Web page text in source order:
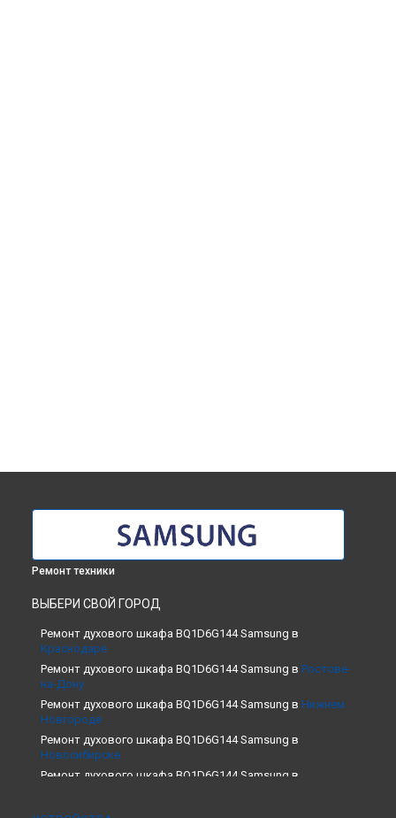
Ремонт техники
ВЫБЕРИ СВОЙ ГОРОД
Ремонт духового шкафа BQ1D6G144 Samsung в
Краснодаре
Ремонт духового шкафа BQ1D6G144 Samsung в Ростове-
на-Дону
Ремонт духового шкафа BQ1D6G144 Samsung в Нижнем
Новгороде
Ремонт духового шкафа BQ1D6G144 Samsung в
Новосибирске
Ремонт духового шкафа BQ1D6G144 Samsung в
Ремонт духового шкафа BQ1D6G144 Samsung в